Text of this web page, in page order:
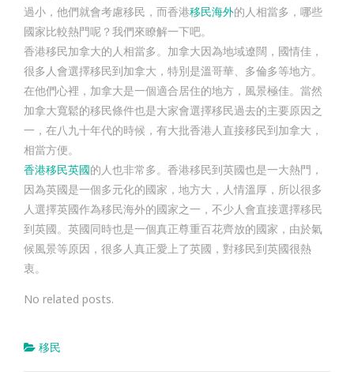
過小，他們就會考慮移民，而香港移民海外的人相當多，哪些
國家比較熱門呢？我們來瞭解一下吧。
香港移民加拿大的人相當多。加拿大因為地域遼闊，國情佳，
很多人會選擇移民到加拿大，特別是溫哥華、多倫多等地方。
在他們心裡，加拿大是一個適合居住的地方，風景極佳。當然
加拿大寬鬆的移民條件也是大家會選擇移民過去的主要原因之
一，在八九十年代的時候，有大批香港人直接移民到加拿大，
相當方便。
香港移民英國的人也非常多。香港移民到英國也是一大熱門，
因為英國是一個多元化的國家，地方大，人情溫厚，所以很多
人選擇英國作為移民海外的國家之一，不少人會直接選擇移民
到英國。英國同時也是一個真正尊重百花齊放的國家，由於氣
候風景等原因，很多人真正愛上了英國，對移民到英國很熱
衷。
No related posts.
移民